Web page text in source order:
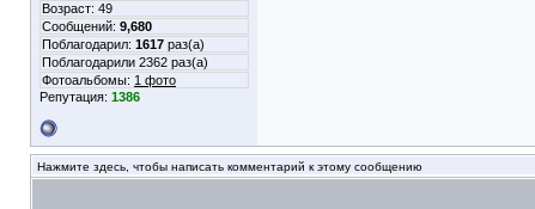
Возраст: 49
Сообщений: 9,680
Поблагодарил: 1617 раз(а)
Поблагодарили 2362 раз(а)
Фотоальбомы: 1 фото
Репутация: 1386
Нажмите здесь, чтобы написать комментарий к этому сообщению